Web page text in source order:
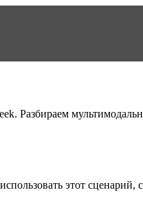
Разбираем
этот сценарий,